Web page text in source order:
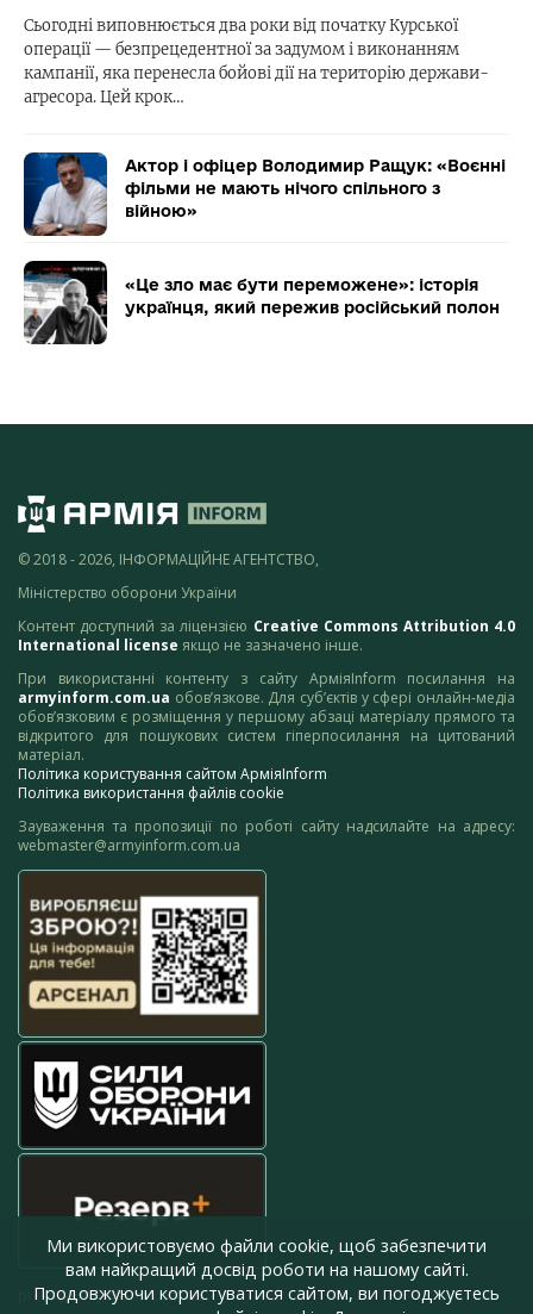
Сьогодні виповнюється два роки від початку Курської
операції — безпрецедентної за задумом і виконанням
кампанії, яка перенесла бойові дії на територію держави-
агресора. Цей крок…
Актор і офіцер Володимир Ращук: «Воєнні
фільми не мають нічого спільного з
війною»
«Це зло має бути переможене»: історія
українця, який пережив російський полон
© 2018 - 2026, ІНФОРМАЦІЙНЕ АГЕНТСТВО,
Міністерство оборони України
Контент доступний за ліцензією Creative Commons Attribution 4.0
International license якщо не зазначено інше.
При використанні контенту з сайту АрміяInform посилання на
armyinform.com.ua обов’язкове. Для суб’єктів у сфері онлайн-медіа
обов’язковим є розміщення у першому абзаці матеріалу прямого та
відкритого для пошукових систем гіперпосилання на цитований
матеріал.
Політика користування сайтом АрміяInform
Політика використання файлів cookie
Зауваження та пропозиції по роботі сайту надсилайте на адресу:
webmaster@armyinform.com.ua
press@armyinform.com.ua
Ми використовуємо файли cookie, щоб забезпечити
вам найкращий досвід роботи на нашому сайті.
Продовжуючи користуватися сайтом, ви погоджуєтесь